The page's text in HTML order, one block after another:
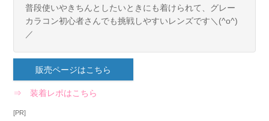
普段使いやきちんとしたいときにも着けられて、グレー
カラコン初心者さんでも挑戦しやすいレンズです＼(^o^)
／
販売ページはこちら
⇒ 装着レポはこちら
[PR]